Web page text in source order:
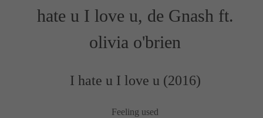
hate u I love u, de Gnash ft.
olivia o'brien
I hate u I love u (2016)
Feeling used